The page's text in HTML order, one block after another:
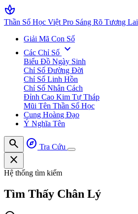
spa
Thần Số Học Việt Pro Sáng Rõ Tương Lai
Giải Mã Con Số
Các Chỉ Số expand_more
Biểu Đồ Ngày Sinh
Chỉ Số Đường Đời
Chỉ Số Linh Hồn
Chỉ Số Nhân Cách
Đỉnh Cao Kim Tự Tháp
Mũi Tên Thần Số Học
Cung Hoàng Đạo
Ý Nghĩa Tên
search explore Tra Cứu
close
Hệ thống tìm kiếm
Tìm Thấy Chân Lý